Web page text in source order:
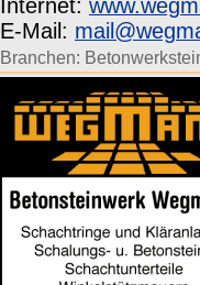
Internet:
E-Mail:
Branchen: